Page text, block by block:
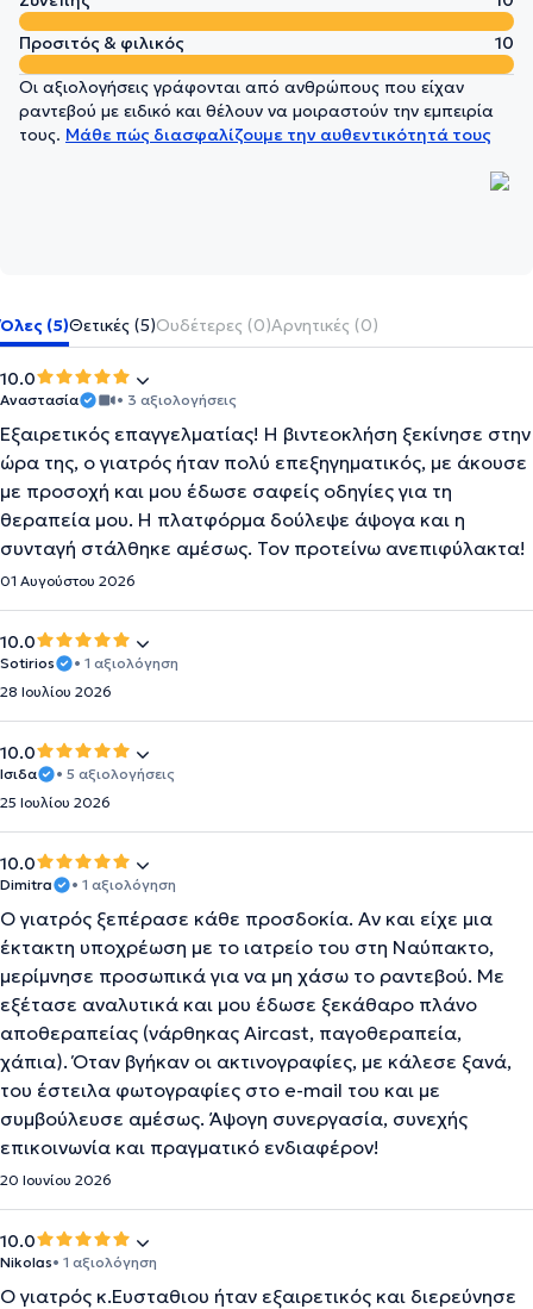
Προσιτός & φιλικός
10
Οι αξιολογήσεις γράφονται από ανθρώπους που είχαν
ραντεβού με ειδικό και θέλουν να μοιραστούν την εμπειρία
τους. Μάθε πώς διασφαλίζουμε την αυθεντικότητά τους
Όλες (5)Θετικές (5)Ουδέτερες (0)Αρνητικές (0)
10.0
Αναστασία • 3 αξιολογήσεις
Εξαιρετικός επαγγελματίας! Η βιντεοκλήση ξεκίνησε στην
ώρα της, ο γιατρός ήταν πολύ επεξηγηματικός, με άκουσε
με προσοχή και μου έδωσε σαφείς οδηγίες για τη
θεραπεία μου. Η πλατφόρμα δούλεψε άψογα και η
συνταγή στάλθηκε αμέσως. Τον προτείνω ανεπιφύλακτα!
01 Αυγούστου 2026
10.0
Sotirios
• 1 αξιολόγηση
28 Ιουλίου 2026
10.0
Ισιδα
• 5 αξιολογήσεις
25 Ιουλίου 2026
10.0
Dimitra • 1 αξιολόγηση
Ο γιατρός ξεπέρασε κάθε προσδοκία. Αν και είχε μια
έκτακτη υποχρέωση με το ιατρείο του στη Ναύπακτο,
μερίμνησε προσωπικά για να μη χάσω το ραντεβού. Με
εξέτασε αναλυτικά και μου έδωσε ξεκάθαρο πλάνο
αποθεραπείας (νάρθηκας Aircast, παγοθεραπεία,
χάπια). Όταν βγήκαν οι ακτινογραφίες, με κάλεσε ξανά,
του έστειλα φωτογραφίες στο e-mail του και με
συμβούλευσε αμέσως. Άψογη συνεργασία, συνεχής
επικοινωνία και πραγματικό ενδιαφέρον!
20 Ιουνίου 2026
10.0
Nikolas• 1 αξιολόγηση
Ο γιατρός κ.Ευσταθιου ήταν εξαιρετικός και διερεύνησε